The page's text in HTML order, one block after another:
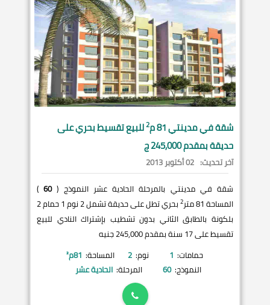
شقة فيمدينتي 2للبيع تقسيط بحري على
حديقة بمقدم 245,000 ج
آخر تحديث: 02 أكتوبر 2013
شقة في مدينتي بالمرحلة الحادية عشر النموذج (60
)
المساحة 81 متر
2
بحري تطل على حديقة تشمل 2 نوم 1 حمام 2
بلكونة بالطابق الثاني بدون تشطيب بإشتراك النادي للبيع
تقسيط على 17 سنة بمقدم 245,000 جنيه
حمامات: 1 نوم: 2 المساحة: 81م²
النموذج: 60 المرحلة: الحادية عشر